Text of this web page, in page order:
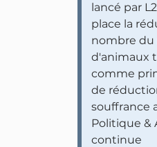
lancé par
place la
nombre du
d'animaux
comme
de
souffrance
Politique &
continue